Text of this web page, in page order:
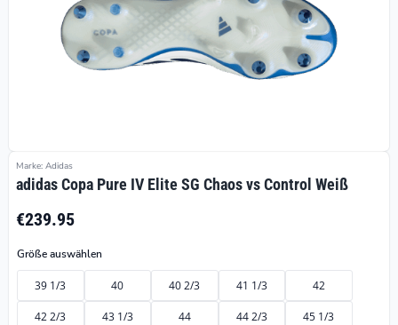
Marke: Adidas
adidas Copa Pure IV Elite SG Chaos vs Control Weiß
€239.95
Größe auswählen
39 1/3 40 40 2/3 41 1/3 42
42 2/3 43 1/3 44 44 2/3 45 1/3